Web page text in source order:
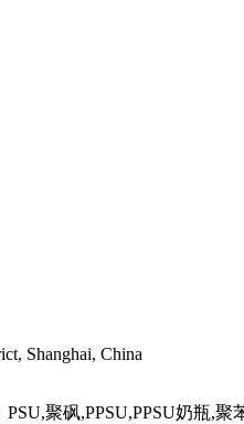
Shanghai, China
聚砜,PPSU,PPSU奶瓶,